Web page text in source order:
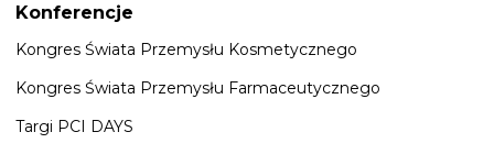
Konferencje
Kongres Świata Przemysłu Kosmetycznego
Kongres Świata Przemysłu Farmaceutycznego
Targi PCI DAYS